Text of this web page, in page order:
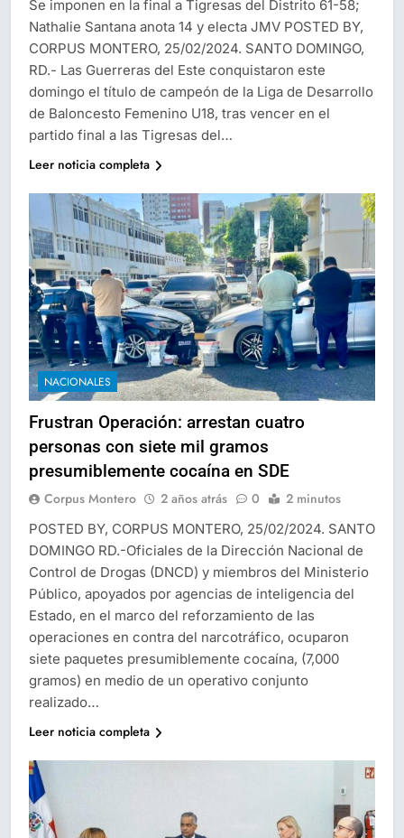
Se imponen en la final a Tigresas del Distrito 61-58;
Nathalie Santana anota 14 y electa JMV POSTED BY,
CORPUS MONTERO, 25/02/2024. SANTO DOMINGO,
RD.- Las Guerreras del Este conquistaron este
domingo el título de campeón de la Liga de Desarrollo
de Baloncesto Femenino U18, tras vencer en el
partido final a las Tigresas del…
Leer noticia completa
NACIONALES
Frustran Operación: arrestan cuatro
personas con siete mil gramos
presumiblemente cocaína en SDE
Corpus Montero 2 años atrás 0 2 minutos
POSTED BY, CORPUS MONTERO, 25/02/2024. SANTO
DOMINGO RD.-Oficiales de la Dirección Nacional de
Control de Drogas (DNCD) y miembros del Ministerio
Público, apoyados por agencias de inteligencia del
Estado, en el marco del reforzamiento de las
operaciones en contra del narcotráfico, ocuparon
siete paquetes presumiblemente cocaína, (7,000
gramos) en medio de un operativo conjunto
realizado…
Leer noticia completa